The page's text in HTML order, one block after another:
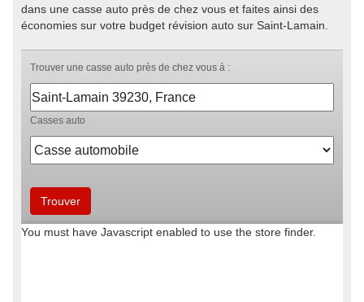
dans une casse auto près de chez vous et faites ainsi des
économies sur votre budget révision auto sur Saint-Lamain.